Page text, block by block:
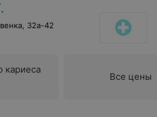
32а-42
кариеса
Все цены